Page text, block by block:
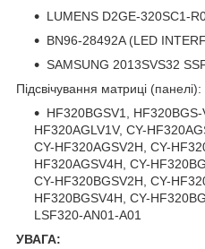
LUMENS D2GE-320SC1-
BN96-28492A (LED
SAMSUNG 2013SVS32
Підсвічування матриці (панелі):
HF320BGSV1,
HF320AGLV1V, CY-
CY-HF320AGSV2H, CY-
HF320AGSV4H, CY-
CY-HF320BGSV2H, CY-
HF320BGSV4H, CY-
LSF320-AN01-A01
УВАГА: